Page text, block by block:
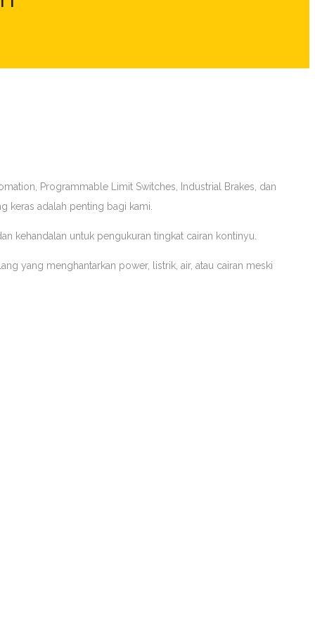
Programmable Limit Switches, Industrial Brakes, dan
keras adalah penting bagi kami.
kehandalan untuk pengukuran tingkat cairan kontinyu.
yang menghantarkan power, listrik, air, atau cairan meski